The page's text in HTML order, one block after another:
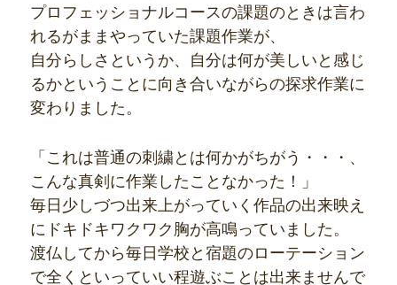
プロフェッショナルコースの課題のときは言わ
れるがままやっていた課題作業が、
自分らしさというか、自分は何が美しいと感じ
るかということに向き合いながらの探求作業に
変わりました。
「これは普通の刺繍とは何かがちがう・・・、
こんな真剣に作業したことなかった！」
毎日少しづつ出来上がっていく作品の出来映え
にドキドキワクワク胸が高鳴っていました。
渡仏してから毎日学校と宿題のローテーション
で全くといっていい程遊ぶことは出来ませんで